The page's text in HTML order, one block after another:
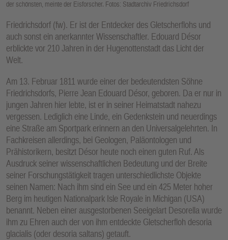
der schönsten, meinte der Eisforscher. Fotos: Stadtarchiv Friedrichsdorf
Friedrichsdorf (fw). Er ist der Entdecker des Gletscherflohs und
auch sonst ein anerkannter Wissenschaftler. Edouard Désor
erblickte vor 210 Jahren in der Hugenottenstadt das Licht der
Welt.
Am 13. Februar 1811 wurde einer der bedeutendsten Söhne
Friedrichsdorfs, Pierre Jean Edouard Désor, geboren. Da er nur in
jungen Jahren hier lebte, ist er in seiner Heimatstadt nahezu
vergessen. Lediglich eine Linde, ein Gedenkstein und neuerdings
eine Straße am Sportpark erinnern an den Universalgelehrten. In
Fachkreisen allerdings, bei Geologen, Paläontologen und
Prähistorikern, besitzt Désor heute noch einen guten Ruf. Als
Ausdruck seiner wissenschaftlichen Bedeutung und der Breite
seiner Forschungstätigkeit tragen unterschiedlichste Objekte
seinen Namen: Nach ihm sind ein See und ein 425 Meter hoher
Berg im heutigen Nationalpark Isle Royale in Michigan (USA)
benannt. Neben einer ausgestorbenen Seeigelart Desorella wurde
ihm zu Ehren auch der von ihm entdeckte Gletscherfloh desoria
glacialis (oder desoria saltans) getauft.